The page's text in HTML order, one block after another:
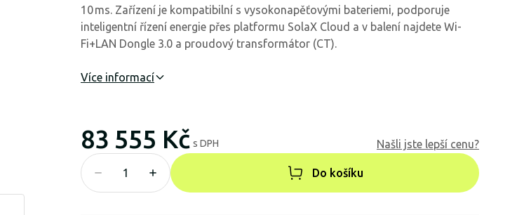
10 ms. Zařízení je kompatibilní s vysokonapěťovými bateriemi, podporuje
inteligentní řízení energie přes platformu SolaX Cloud a v balení najdete Wi-
Fi+LAN Dongle 3.0 a proudový transformátor (CT).
Více informací
83 555 Kč s DPH Našli jste lepší cenu?
Do košíku